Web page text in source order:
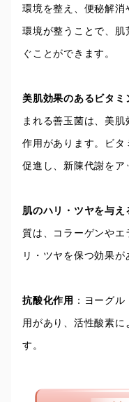
環境を整え、便秘解消
環境が整うことで、
ぐことができます。
美肌効果のあるビタミ
まれる善玉菌は、美
作用があります。ビタ
促進し、新陳代謝をア
肌のハリ・ツヤを与え
質は、コラーゲンやエ
リ・ツヤを保つ効果が
抗酸化作用 ：ヨーグ
用があり、活性酸素
す。